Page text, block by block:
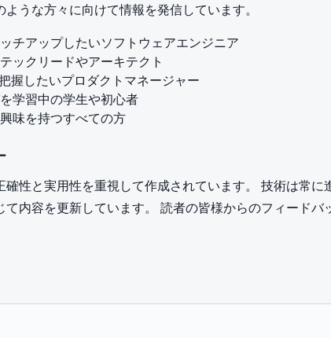
うな方々に向けて情報を発信しています。
チアップしたいソフトウェアエンジニア
ックリードやアーキテクト
握したいプロダクトマネージャー
学習中の学生や初心者
味を持つすべての方
確性と実用性を重視して作成されています。 技術は常に
て内容を更新しています。 読者の皆様からのフィードバ